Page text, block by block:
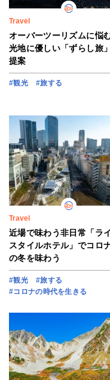
Travel
オーバーツーリズムに悩
光地に優しい「ずらし旅
提案
#観光 #旅する
Travel
近場で味わう非日常「ラ
スタイルホテル」でコロ
の冬を味わう
#観光
#旅する
#コロナの時代を生きる